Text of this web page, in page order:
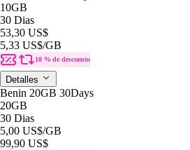
10GB
30 Dias
53,30 US$
5,33 US$/GB
10 % de descuento
Detalles
Benin 20GB 30Days
20GB
30 Dias
5,00 US$/GB
99,90 US$